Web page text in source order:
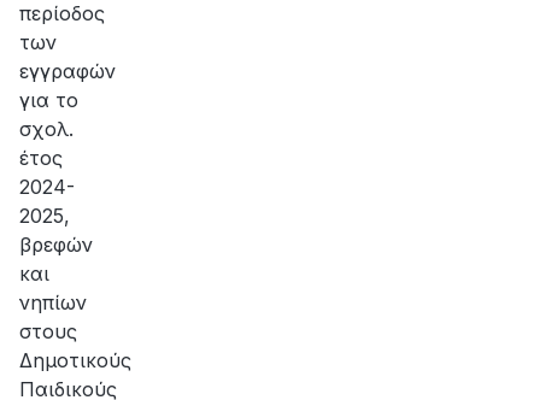
περίοδος
των
εγγραφών
για το
σχολ.
έτος
2024-
2025,
βρεφών
και
νηπίων
στους
Δημοτικούς
Παιδικούς